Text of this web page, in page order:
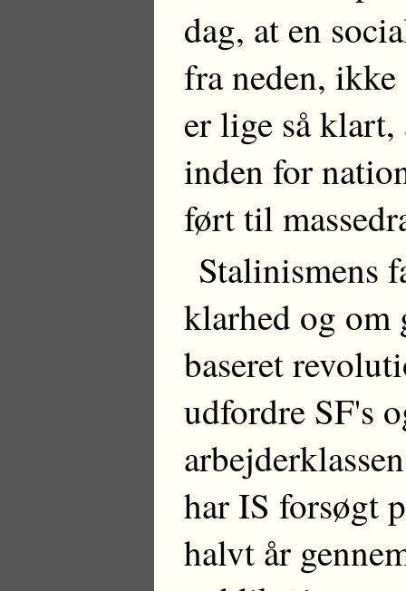
dag, at en
fra neden,
er lige så
inden for
ført til
Stalinismens
klarhed og om
baseret
udfordre SF's
har IS forsøgt
halvt år